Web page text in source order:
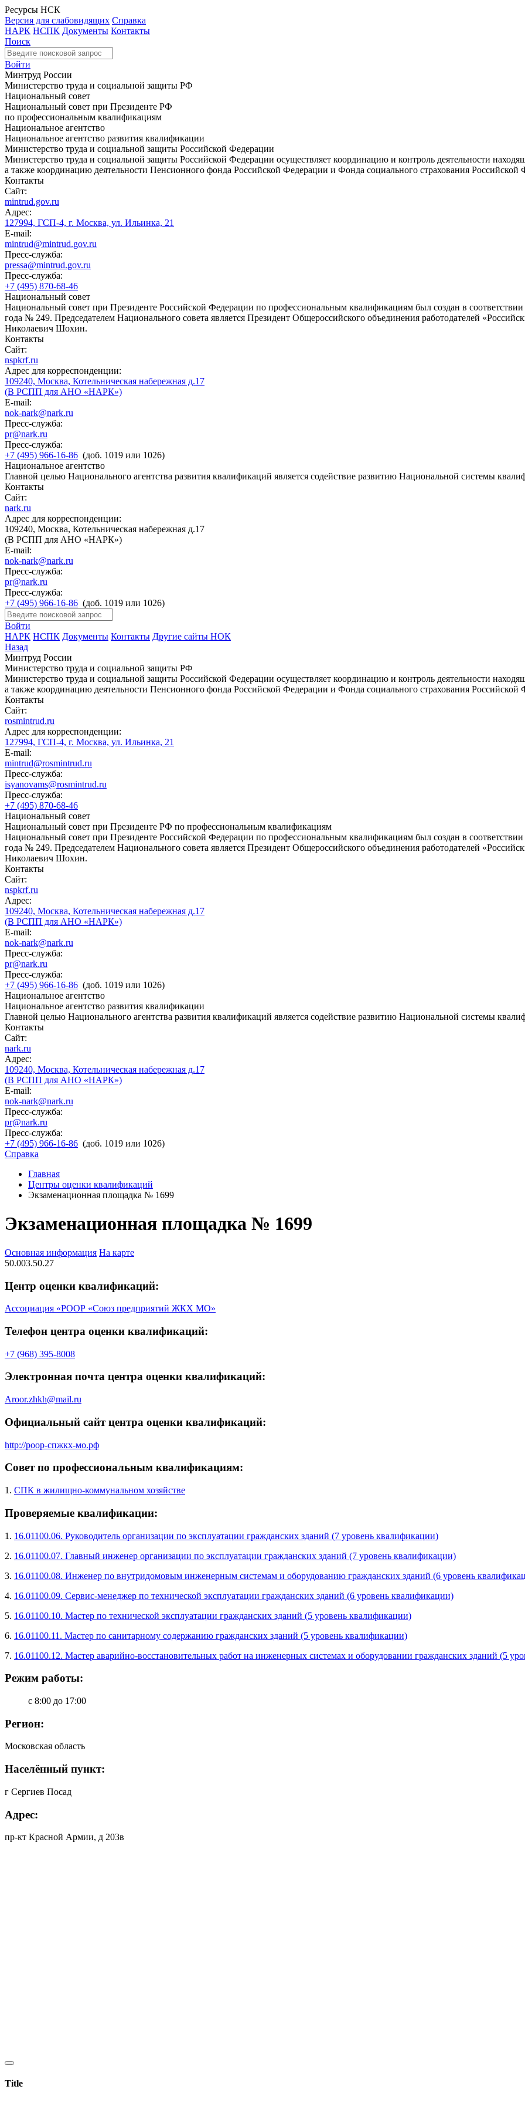
Ресурсы НСК
Версия для слабовидящих Справка
НАРК НСПК Документы Контакты
Поиск
Войти
Минтруд России
Министерство труда и социальной защиты РФ
Национальный совет
Национальный совет при Президенте РФ
по профессиональным квалификациям
Национальное агентство
Национальное агентство развития квалификации
Министерство труда и социальной защиты Российской Федерации
Министерство труда и социальной защиты Российской Федерации осуществляет координацию и контроль деятельности
а также координацию деятельности Пенсионного фонда Российской Федерации и Фонда социального страхования Российской
Контакты
Сайт:
mintrud.gov.ru
Адрес:
127994, ГСП-4, г. Москва, ул. Ильинка, 21
E-mail:
mintrud@mintrud.gov.ru
Пресс-служба:
pressa@mintrud.gov.ru
Пресс-служба:
+7 (495) 870-68-46
Национальный совет
Национальный совет при Президенте Российской Федерации по профессиональным квалификациям был создан в
года № 249. Председателем Национального совета является Президент Общероссийского объединения работодателей
Николаевич Шохин.
Контакты
Сайт:
nspkrf.ru
Адрес для корреспонденции:
109240, Москва, Котельническая набережная д.17
(В РСПП для АНО «НАРК»)
E-mail:
nok-nark@nark.ru
Пресс-служба:
pr@nark.ru
Пресс-служба:
+7 (495) 966-16-86 (доб. 1019 или 1026)
Национальное агентство
Главной целью Национального агентства развития квалификаций является содействие развитию Национальной системы
Контакты
Сайт:
nark.ru
Адрес для корреспонденции:
109240, Москва, Котельническая набережная д.17
(В РСПП для АНО «НАРК»)
E-mail:
nok-nark@nark.ru
Пресс-служба:
pr@nark.ru
Пресс-служба:
+7 (495) 966-16-86 (доб. 1019 или 1026)
Войти
НАРК НСПК Документы Контакты Другие сайты НОК
Назад
Минтруд России
Министерство труда и социальной защиты РФ
Министерство труда и социальной защиты Российской Федерации осуществляет координацию и контроль деятельности
а также координацию деятельности Пенсионного фонда Российской Федерации и Фонда социального страхования Российской
Контакты
Сайт:
rosmintrud.ru
Адрес для корреспонденции:
127994, ГСП-4, г. Москва, ул. Ильинка, 21
E-mail:
mintrud@rosmintrud.ru
Пресс-служба:
isyanovams@rosmintrud.ru
Пресс-служба:
+7 (495) 870-68-46
Национальный совет
Национальный совет при Президенте РФ по профессиональным квалификациям
Национальный совет при Президенте Российской Федерации по профессиональным квалификациям был создан в
года № 249. Председателем Национального совета является Президент Общероссийского объединения работодателей
Николаевич Шохин.
Контакты
Сайт:
nspkrf.ru
Адрес:
109240, Москва, Котельническая набережная д.17
(В РСПП для АНО «НАРК»)
E-mail:
nok-nark@nark.ru
Пресс-служба:
pr@nark.ru
Пресс-служба:
+7 (495) 966-16-86 (доб. 1019 или 1026)
Национальное агентство
Национальное агентство развития квалификации
Главной целью Национального агентства развития квалификаций является содействие развитию Национальной системы
Контакты
Сайт:
nark.ru
Адрес:
109240, Москва, Котельническая набережная д.17
(В РСПП для АНО «НАРК»)
E-mail:
nok-nark@nark.ru
Пресс-служба:
pr@nark.ru
Пресс-служба:
+7 (495) 966-16-86 (доб. 1019 или 1026)
Справка
Главная
Центры оценки квалификаций
Экзаменационная площадка № 1699
Экзаменационная площадка № 1699
Основная информация На карте
50.003.50.27
Центр оценки квалификаций:
Ассоциация «РООР «Союз предприятий ЖКХ МО»
Телефон центра оценки квалификаций:
+7 (968) 395-8008
Электронная почта центра оценки квалификаций:
Aroor.zhkh@mail.ru
Официальный сайт центра оценки квалификаций:
http://роор-спжкх-мо.рф
Совет по профессиональным квалификациям:
1. СПК в жилищно-коммунальном хозяйстве
Проверяемые квалификации:
1. 16.01100.06. Руководитель организации по эксплуатации гражданских зданий (7 уровень квалификации)
2. 16.01100.07. Главный инженер организации по эксплуатации гражданских зданий (7 уровень квалификации)
3. 16.01100.08. Инженер по внутридомовым инженерным системам и оборудованию гражданских зданий (6 уровень
4. 16.01100.09. Сервис-менеджер по технической эксплуатации гражданских зданий (6 уровень квалификации)
5. 16.01100.10. Мастер по технической эксплуатации гражданских зданий (5 уровень квалификации)
6. 16.01100.11. Мастер по санитарному содержанию гражданских зданий (5 уровень квалификации)
7. 16.01100.12. Мастер аварийно-восстановительных работ на инженерных системах и оборудовании гражданских зданий (5
Режим работы:
с 8:00 до 17:00
Регион:
Московская область
Населённый пункт:
г Сергиев Посад
Адрес:
пр-кт Красной Армии, д 203в
Title